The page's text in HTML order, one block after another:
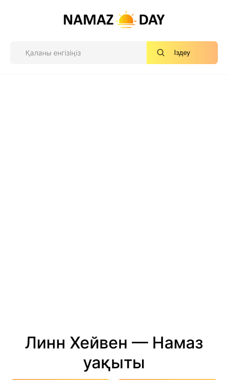
Іздеу
Линн Хейвен — Намаз
уақыты